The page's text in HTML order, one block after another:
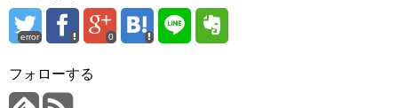
error 0
フォローする